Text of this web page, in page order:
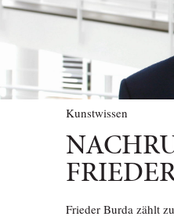
Kunstwissen
Frieder Burda zählt